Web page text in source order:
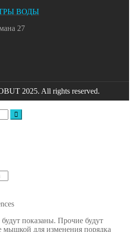
ВОДЫ
27
2025. All rights reserved.
показаны. Прочие будут
мышкой для изменения порядка